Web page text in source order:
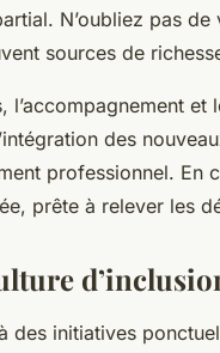
N’oubliez pas
sources de
l’accompagnement et
des
professionnel. En
prête à relever les
des initiatives